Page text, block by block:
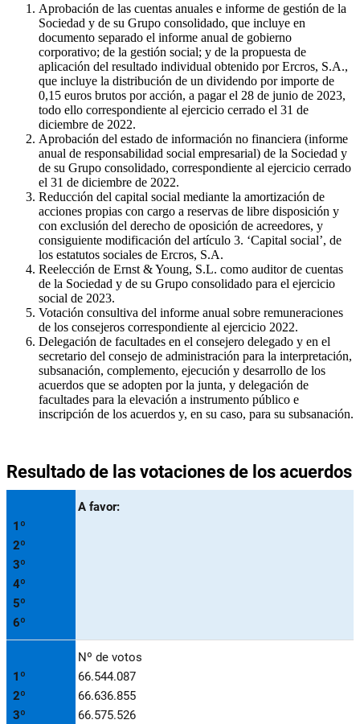
Aprobación de las cuentas anuales e informe de gestión de la
Sociedad y de su Grupo consolidado, que incluye en
documento separado el informe anual de gobierno
corporativo; de la gestión social; y de la propuesta de
aplicación del resultado individual obtenido por Ercros, S.A.,
que incluye la distribución de un dividendo por importe de
0,15 euros brutos por acción, a pagar el 28 de junio de 2023,
todo ello correspondiente al ejercicio cerrado el 31 de
diciembre de 2022.
Aprobación del estado de información no financiera (informe
anual de responsabilidad social empresarial) de la Sociedad y
de su Grupo consolidado, correspondiente al ejercicio cerrado
el 31 de diciembre de 2022.
Reducción del capital social mediante la amortización de
acciones propias con cargo a reservas de libre disposición y
con exclusión del derecho de oposición de acreedores, y
consiguiente modificación del artículo 3. ‘Capital social’, de
los estatutos sociales de Ercros, S.A.
Reelección de Ernst & Young, S.L. como auditor de cuentas
de la Sociedad y de su Grupo consolidado para el ejercicio
social de 2023.
Votación consultiva del informe anual sobre remuneraciones
de los consejeros correspondiente al ejercicio 2022.
Delegación de facultades en el consejero delegado y en el
secretario del consejo de administración para la interpretación,
subsanación, complemento, ejecución y desarrollo de los
acuerdos que se adopten por la junta, y delegación de
facultades para la elevación a instrumento público e
inscripción de los acuerdos y, en su caso, para su subsanación.